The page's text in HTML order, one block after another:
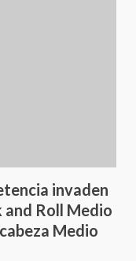
invaden
and Roll Medio
Medio